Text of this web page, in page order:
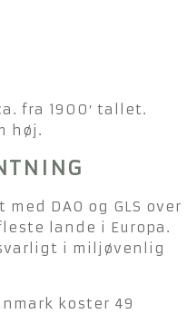
fra 1900′ tallet.
høj.
DAO og GLS over
lande i Europa.
i miljøvenlig
koster 49